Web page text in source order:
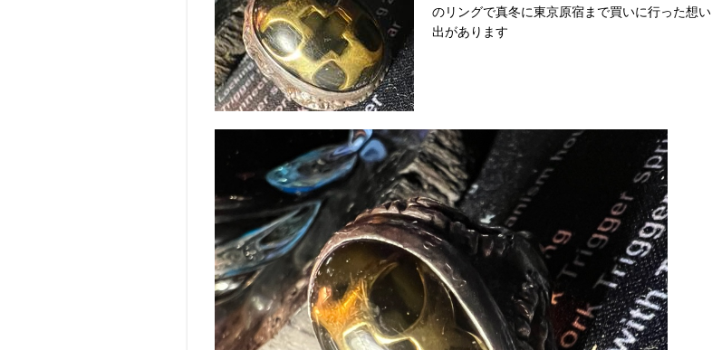
のリングで真冬に東京原宿まで買いに行った想い
出があります